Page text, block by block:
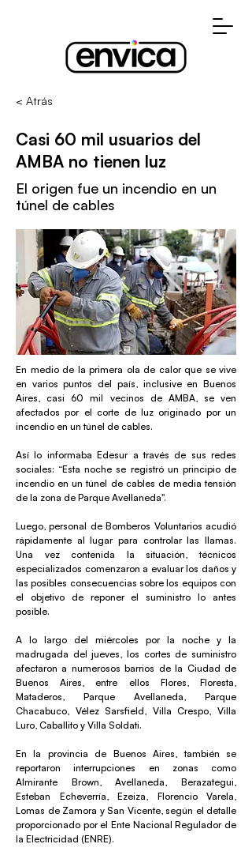
< Atrás
Casi 60 mil usuarios del
AMBA no tienen luz
El origen fue un incendio en un
túnel de cables
En medio de la primera ola de calor que se vive
en varios puntos del país, inclusive en Buenos
Aires, casi 60 mil vecinos de AMBA, se ven
afectados por el corte de luz originado por un
incendio en un túnel de cables.
Así lo informaba Edesur a través de sus redes
sociales: “Esta noche se registró un principio de
incendio en un túnel de cables de media tensión
de la zona de Parque Avellaneda".
Luego, personal de Bomberos Voluntarios acudió
rápidamente al lugar para controlar las llamas.
Una vez contenida la situación, técnicos
especializados comenzaron a evaluar los daños y
las posibles consecuencias sobre los equipos con
el objetivo de reponer el suministro lo antes
posible.
A lo largo del miércoles por la noche y la
madrugada del jueves, los cortes de suministro
afectaron a numerosos barrios de la Ciudad de
Buenos Aires, entre ellos Flores, Floresta,
Mataderos, Parque Avellaneda, Parque
Chacabuco, Vélez Sarsfield, Villa Crespo, Villa
Luro, Caballito y Villa Soldati.
En la provincia de Buenos Aires, también se
reportaron interrupciones en zonas como
Almirante Brown, Avellaneda, Berazategui,
Esteban Echeverría, Ezeiza, Florencio Varela,
Lomas de Zamora y San Vicente, según el detalle
proporcionado por el Ente Nacional Regulador de
la Electricidad (ENRE).